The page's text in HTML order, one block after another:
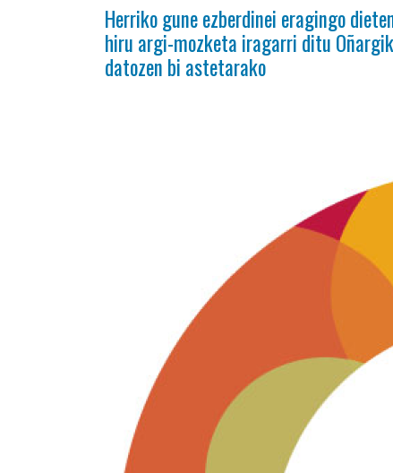
Herriko gune ezberdinei eragingo
hiru argi-mozketa iragarri ditu Oñargik
datozen bi astetarako